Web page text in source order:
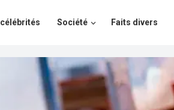
célébrités Société Faits divers